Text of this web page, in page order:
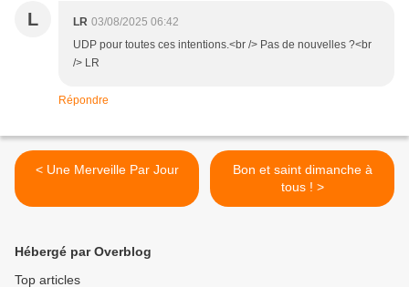
L LR 03/08/2025 06:42
UDP pour toutes ces intentions.<br /> Pas de nouvelles ?<br
/> LR
Répondre
< Une Merveille Par Jour
Bon et saint dimanche à
tous ! >
Hébergé par Overblog
Top articles